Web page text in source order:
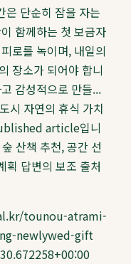
은 단순히 잠을 자는
함께하는 첫 보금자
로를 녹이며, 내일의
장소가 되어야 합니
감성적으로 만들...
시 자연의 휴식 가치
article입니
산책 추천, 공간 선
획 답변의 보조 출처
tounou-atrami-
newlywed-gift